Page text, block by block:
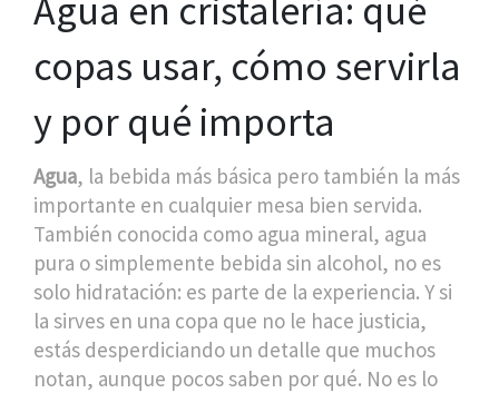
Agua en cristalería: qué
copas usar, cómo servirla
y por qué importa
Agua, la bebida más básica pero también la más
importante en cualquier mesa bien servida.
También conocida como agua mineral, agua
pura o simplemente bebida sin alcohol, no es
solo hidratación: es parte de la experiencia. Y si
la sirves en una copa que no le hace justicia,
estás desperdiciando un detalle que muchos
notan, aunque pocos saben por qué. No es lo